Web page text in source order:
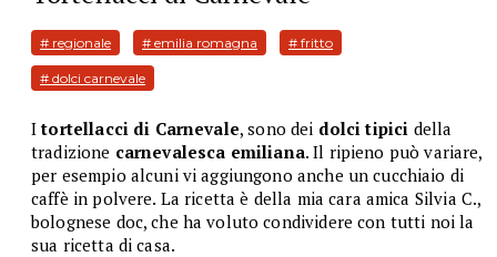
# regionale # emilia romagna # fritto
# dolci carnevale
Itortellacci di Carnevale, sono dei dolci tipici della
tradizione carnevalesca emiliana. Il ripieno può variare,
per esempio alcuni vi aggiungono anche un cucchiaio di
caffè in polvere. La ricetta è della mia cara amica Silvia C.,
bolognese doc, che ha voluto condividere con tutti noi la
sua ricetta di casa.